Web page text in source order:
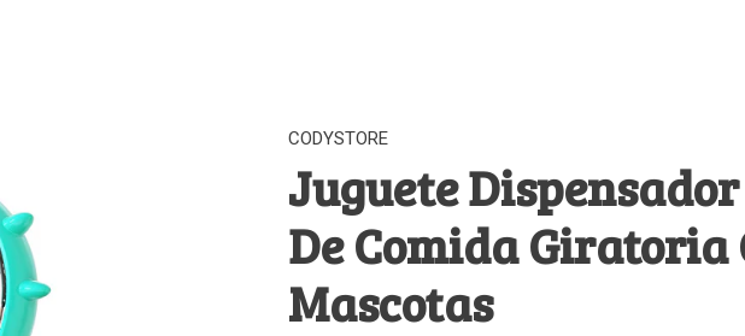
CODYSTORE
Juguete
De Comida Giratoria
Mascotas